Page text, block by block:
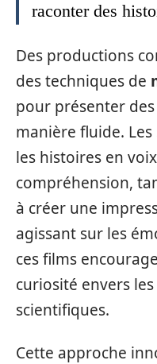
raconter des
Des productions
des techniques de
pour présenter
manière fluide. Les
les histoires en
compréhension,
à créer une
agissant sur les
ces films
curiosité envers
scientifiques.
Cette approche